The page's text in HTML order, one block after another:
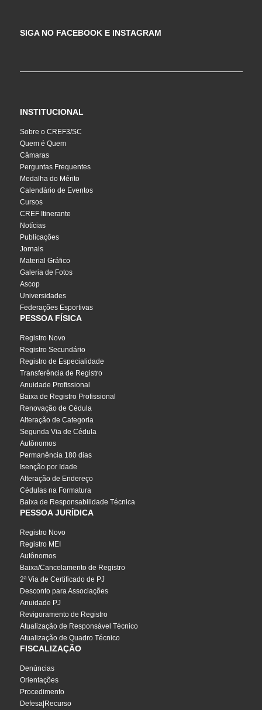
SIGA NO FACEBOOK E INSTAGRAM
INSTITUCIONAL
Sobre o CREF3/SC
Quem é Quem
Câmaras
Perguntas Frequentes
Medalha do Mérito
Calendário de Eventos
Cursos
CREF Itinerante
Notícias
Publicações
Jornais
Material Gráfico
Galeria de Fotos
Ascop
Universidades
Federações Esportivas
PESSOA FÍSICA
Registro Novo
Registro Secundário
Registro de Especialidade
Transferência de Registro
Anuidade Profissional
Baixa de Registro Profissional
Renovação de Cédula
Alteração de Categoria
Segunda Via de Cédula
Autônomos
Permanência 180 dias
Isenção por Idade
Alteração de Endereço
Cédulas na Formatura
Baixa de Responsabilidade Técnica
PESSOA JURÍDICA
Registro Novo
Registro MEI
Autônomos
Baixa/Cancelamento de Registro
2ª Via de Certificado de PJ
Desconto para Associações
Anuidade PJ
Revigoramento de Registro
Atualização de Responsável Técnico
Atualização de Quadro Técnico
FISCALIZAÇÃO
Denúncias
Orientações
Procedimento
Defesa|Recurso